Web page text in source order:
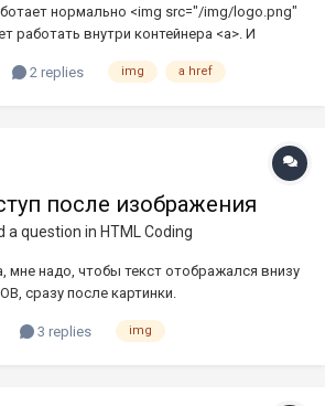
нормально <img src="/img/logo.png"
работать внутри контейнера <a>. И
src="/img/logo.png" alt="Logo" /> </a>
2 replies img a href
после изображения
a question in HTML Coding
мне надо, чтобы текст отображался внизу
сразу после картинки.
3 replies img